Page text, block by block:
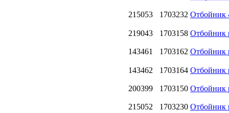
215053 1703232 Отбойник
219043 1703158 Отбойник
143461 1703162 Отбойник
143462 1703164 Отбойник
200399 1703150 Отбойник
215052 1703230 Отбойник